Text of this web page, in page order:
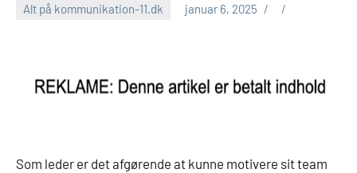
Alt på kommunikation-11.dk januar 6, 2025
Som leder er det afgørende at kunne motivere sit team